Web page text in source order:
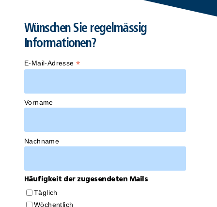
Wünschen Sie regelmässig
Informationen?
E-Mail-Adresse*
Vorname
Nachname
Häufigkeit der zugesendeten Mails
Täglich
Wöchentlich